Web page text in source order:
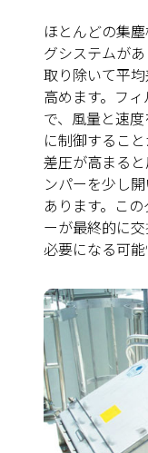
ほとんどの集
グシステムが
取り除いて平
高めます。フ
で、風量と速
に制御するこ
差圧が高まる
ンパーを少し
あります。こ
ーが最終的に
必要になる可